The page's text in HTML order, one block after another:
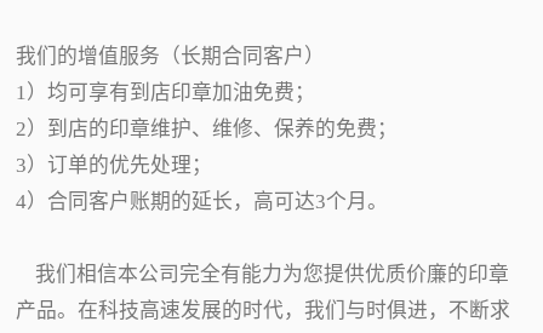
我们的增值服务（长期合同客户）
1）均可享有到店印章加油免费；
2）到店的印章维护、维修、保养的免费；
3）订单的优先处理；
4）合同客户账期的延长，高可达3个月。
我们相信本公司完全有能力为您提供优质价廉的印章
产品。在科技高速发展的时代，我们与时俱进，不断求